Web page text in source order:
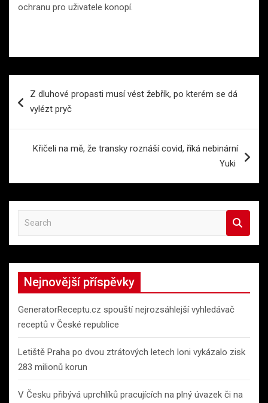
ochranu pro uživatele konopí.
proZ dluhové propasti musí vést žebřík, po kterém se dá
vylézt pryč
Křičeli na mě, že transky roznáší covid, říká nebinární
Yuki
a
r
h
Nejnovější příspěvky
GeneratorReceptu.cz spouští nejrozsáhlejší vyhledávač
receptů v České republice
Letiště Praha po dvou ztrátových letech loni vykázalo zisk
283 milionů korun
V Česku přibývá uprchlíků pracujících na plný úvazek či na